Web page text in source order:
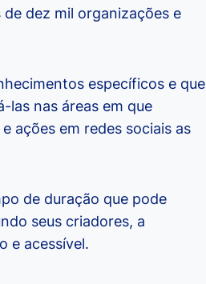
dez mil organizações e
específicos e que
las nas áreas em que
ações em redes sociais as
de duração que pode
seus criadores, a
e acessível.